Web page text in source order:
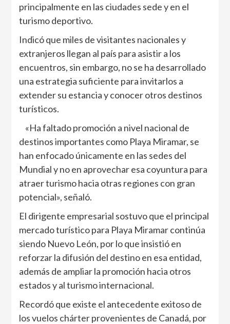
principalmente en las ciudades sede y en el
turismo deportivo.
Indicó que miles de visitantes nacionales y
extranjeros llegan al país para asistir a los
encuentros, sin embargo, no se ha desarrollado
una estrategia suficiente para invitarlos a
extender su estancia y conocer otros destinos
turísticos.
«Ha faltado promoción a nivel nacional de
destinos importantes como Playa Miramar, se
han enfocado únicamente en las sedes del
Mundial y no en aprovechar esa coyuntura para
atraer turismo hacia otras regiones con gran
potencial», señaló.
El dirigente empresarial sostuvo que el principal
mercado turístico para Playa Miramar continúa
siendo Nuevo León, por lo que insistió en
reforzar la difusión del destino en esa entidad,
además de ampliar la promoción hacia otros
estados y al turismo internacional.
Recordó que existe el antecedente exitoso de
los vuelos chárter provenientes de Canadá, por